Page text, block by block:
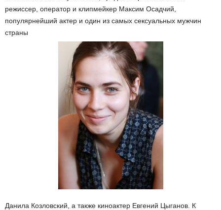
режиссер, оператор и клипмейкер Максим Осадчий,
популярнейший актер и один из самых сексуальных мужчин
страны
Данила Козловский, а также киноактер Евгений Цыганов. К